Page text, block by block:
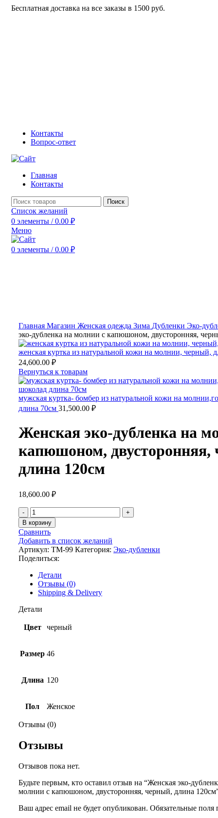
Бесплатная доставка на все заказы в 1500 руб.
Контакты
Вопрос-ответ
Главная
Контакты
Поиск
Список желаний
0 элементы / 0.00 ₽
Меню
0 элементы / 0.00 ₽
Главная Магазин Женская одежда Зима Дубленки Эко-
эко-дубленка на молнии с капюшоном, двусторонняя,
женская куртка из натуральной кожи на молнии, черный,
24,600.00 ₽
Вернуться к товарам
мужская куртка- бомбер из натуральной кожи на
длина 70см 31,500.00 ₽
Женская эко-дубленка на
капюшоном, двусторонняя,
длина 120см
18,600.00 ₽
В корзину
Сравнить
Добавить в список желаний
Артикул: ТМ-99 Категория: Эко-дубленки
Поделиться:
Детали
Отзывы (0)
Shipping & Delivery
Детали
Цвет черный
Размер 46
Длина 120
Пол Женское
Отзывы (0)
Отзывы
Отзывов пока нет.
Будьте первым, кто оставил отзыв на “Женская эко-
молнии с капюшоном, двусторонняя, черный, длина
Ваш адрес email не будет опубликован. Обязательные